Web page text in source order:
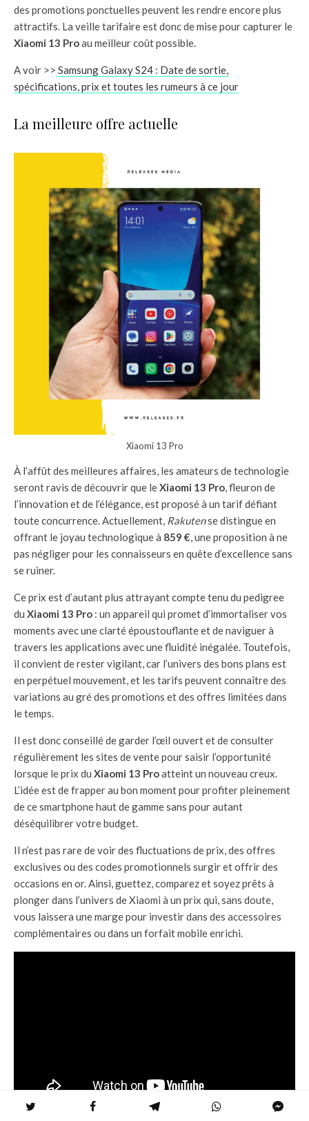
des promotions ponctuelles peuvent les rendre encore plus
attractifs. La veille tarifaire est donc de mise pour capturer le
Xiaomi 13 Proau meilleur coût possible.
A voir >> Samsung Galaxy S24 : Date de sortie,
spécifications, prix et toutes les rumeurs à ce jour
La meilleure offre actuelle
Xiaomi 13 Pro
À l’affût des meilleures affaires, les amateurs de technologie
seront ravis de découvrir que leXiaomi 13 Pro, fleuron de
l’innovation et de l’élégance, est proposé à un tarif défiant
toute concurrence. Actuellement, Rakutense distingue en
offrant le joyau technologique à 859 €, une proposition à ne
pas négliger pour les connaisseurs en quête d’excellence sans
se ruiner.
Ce prix est d’autant plus attrayant compte tenu du pedigree
du Xiaomi 13 Pro : un appareil qui promet d’immortaliser vos
moments avec une clarté époustouflante et de naviguer à
travers les applications avec une fluidité inégalée. Toutefois,
il convient de rester vigilant, car l’univers des bons plans est
en perpétuel mouvement, et les tarifs peuvent connaître des
variations au gré des promotions et des offres limitées dans
le temps.
Il est donc conseillé de garder l’œil ouvert et de consulter
régulièrement les sites de vente pour saisir l’opportunité
lorsque le prix du Xiaomi 13 Proatteint un nouveau creux.
L’idée est de frapper au bon moment pour profiter pleinement
de ce smartphone haut de gamme sans pour autant
déséquilibrer votre budget.
Il n’est pas rare de voir des fluctuations de prix, des offres
exclusives ou des codes promotionnels surgir et offrir des
occasions en or. Ainsi, guettez, comparez et soyez prêts à
plonger dans l’univers de Xiaomi à un prix qui, sans doute,
vous laissera une marge pour investir dans des accessoires
complémentaires ou dans un forfait mobile enrichi.